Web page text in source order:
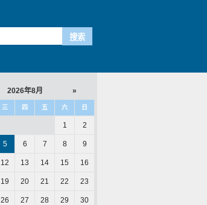
2026年8月 »
三 四 五 六 日
1 2
5 6 7 8 9
12 13 14 15 16
19 20 21 22 23
26 27 28 29 30